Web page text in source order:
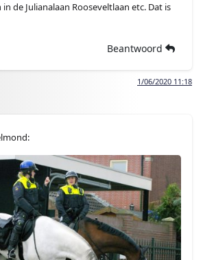
de Julianalaan Rooseveltlaan etc. Dat is
Beantwoord
1/06/2020 11:18